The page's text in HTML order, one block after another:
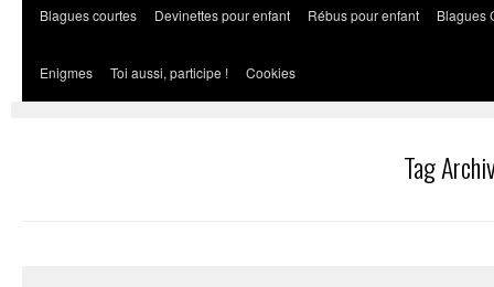
Blagues courtes Devinettes pour enfant Rébus pour enfant Blagues
Enigmes Toi aussi, participe ! Cookies
Tag